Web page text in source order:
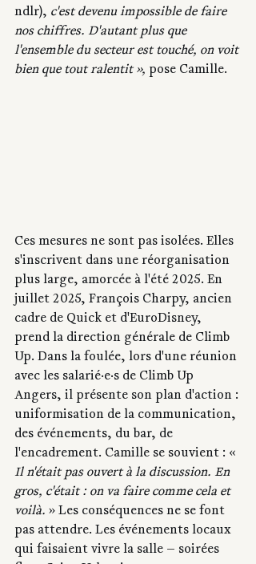
ndlr), c'est devenu impossible de faire
nos chiffres. D'autant plus que
l'ensemble du secteur est touché, on voit
bien que tout ralentit », pose Camille.
Ces mesures ne sont pas isolées. Elles
s'inscrivent dans une réorganisation
plus large, amorcée à l'été 2025. En
juillet 2025, François Charpy, ancien
cadre de Quick et d'EuroDisney,
prend la direction générale de Climb
Up. Dans la foulée, lors d'une réunion
avec les salarié·e·s de Climb Up
Angers, il présente son plan d'action :
uniformisation de la communication,
des événements, du bar, de
l'encadrement. Camille se souvient : «
Il n'était pas ouvert à la discussion. En
gros, c'était : on va faire comme cela et
voilà. » Les conséquences ne se font
pas attendre. Les événements locaux
qui faisaient vivre la salle — soirées